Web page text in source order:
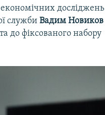
досліджень
службиВадим Новиков
до фіксованого набору